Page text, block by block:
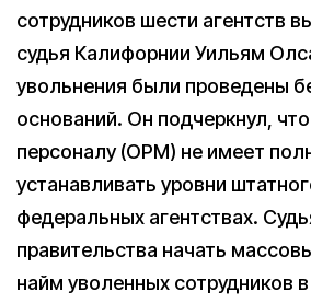
сотрудников шести агентств
судья Калифорнии Уильям
увольнения были проведены
оснований. Он подчеркнул,
персоналу (OPM) не имеет
устанавливать уровни
федеральных агентствах.
правительства начать
найм уволенных сотрудников